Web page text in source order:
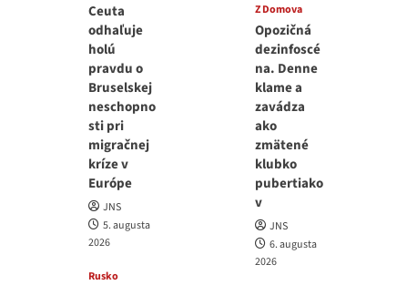
Ceuta
odhaľuje
holú
pravdu o
Bruselskej
neschopno
sti pri
migračnej
kríze v
Európe
JNS
5. augusta
2026
Rusko
Z Domova
Opozičná
dezinfoscé
na. Denne
klame a
zavádza
ako
zmätené
klubko
pubertiako
v
JNS
6. augusta
2026